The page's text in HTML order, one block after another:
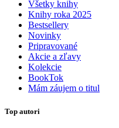
Všetky knihy
Knihy roka 2025
Bestsellery
Novinky
Pripravované
Akcie a zľavy
Kolekcie
BookTok
Mám záujem o titul
Top autori